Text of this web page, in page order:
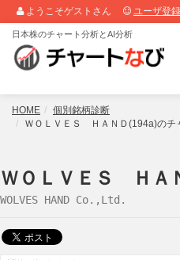
ようこそゲストさん ユーザ登録
日本株のチャート分析とAI分析
HOME
個別銘柄診断
ＷＯＬＶＥＳ ＨＡＮＤ(194a)のチ
ＷＯＬＶＥＳ ＨＡ
WOLVES HAND Co.,Ltd.